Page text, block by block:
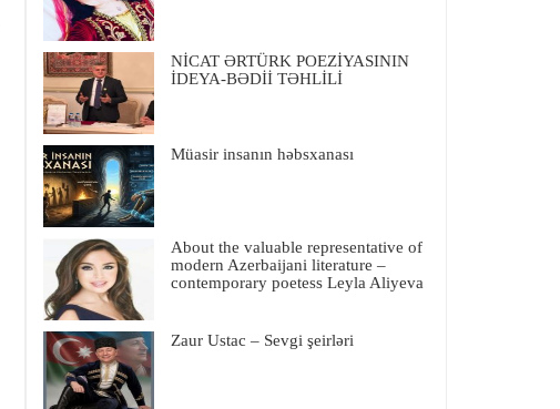
NİCAT ƏRTÜRK POEZİYASININ
İDEYA-BƏDİİ TƏHLİLİ
Müasir insanın həbsxanası
About the valuable representative of
modern Azerbaijani literature –
contemporary poetess Leyla Aliyeva
Zaur Ustac – Sevgi şeirləri